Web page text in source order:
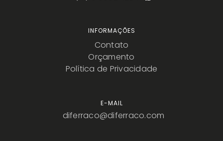
INFORMAÇÕES
Contato
Orçamento
Política de Privacidade
E-MAIL
diferraco@diferraco.com